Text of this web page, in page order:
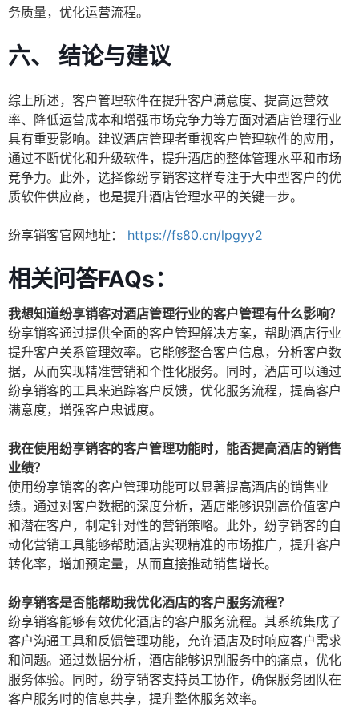
务质量，优化运营流程。
六、 结论与建议
综上所述，客户管理软件在提升客户满意度、提高运营效
率、降低运营成本和增强市场竞争力等方面对酒店管理行业
具有重要影响。建议酒店管理者重视客户管理软件的应用，
通过不断优化和升级软件，提升酒店的整体管理水平和市场
竞争力。此外，选择像纷享销客这样专注于大中型客户的优
质软件供应商，也是提升酒店管理水平的关键一步。
纷享销客官网地址： https://fs80.cn/lpgyy2
相关问答FAQs：
我想知道纷享销客对酒店管理行业的客户管理有什么影响？
纷享销客通过提供全面的客户管理解决方案，帮助酒店行业
提升客户关系管理效率。它能够整合客户信息，分析客户数
据，从而实现精准营销和个性化服务。同时，酒店可以通过
纷享销客的工具来追踪客户反馈，优化服务流程，提高客户
满意度，增强客户忠诚度。
我在使用纷享销客的客户管理功能时，能否提高酒店的销售
业绩？
使用纷享销客的客户管理功能可以显著提高酒店的销售业
绩。通过对客户数据的深度分析，酒店能够识别高价值客户
和潜在客户，制定针对性的营销策略。此外，纷享销客的自
动化营销工具能够帮助酒店实现精准的市场推广，提升客户
转化率，增加预定量，从而直接推动销售增长。
纷享销客是否能帮助我优化酒店的客户服务流程？
纷享销客能够有效优化酒店的客户服务流程。其系统集成了
客户沟通工具和反馈管理功能，允许酒店及时响应客户需求
和问题。通过数据分析，酒店能够识别服务中的痛点，优化
服务体验。同时，纷享销客支持员工协作，确保服务团队在
客户服务时的信息共享，提升整体服务效率。